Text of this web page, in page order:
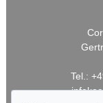
Tel.: